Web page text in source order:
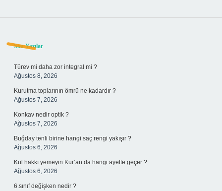
Sidebar
Son Yazılar
Türev mi daha zor integral mi ?
Ağustos 8, 2026
Kurutma toplarının ömrü ne kadardır ?
Ağustos 7, 2026
Konkav nedir optik ?
Ağustos 7, 2026
Buğday tenli birine hangi saç rengi yakışır ?
Ağustos 6, 2026
Kul hakkı yemeyin Kur’an’da hangi ayette geçer ?
Ağustos 6, 2026
6.sınıf değişken nedir ?